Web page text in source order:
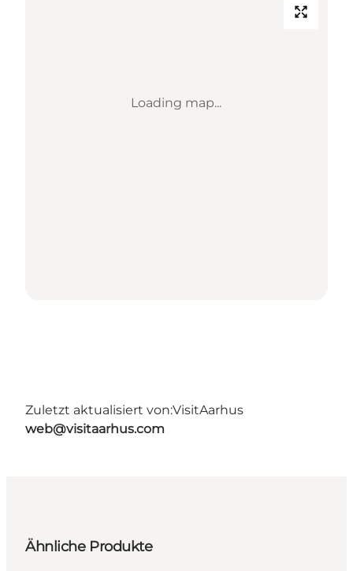
Loading map...
Zuletzt aktualisiert von:VisitAarhus
web@visitaarhus.com
Ähnliche Produkte